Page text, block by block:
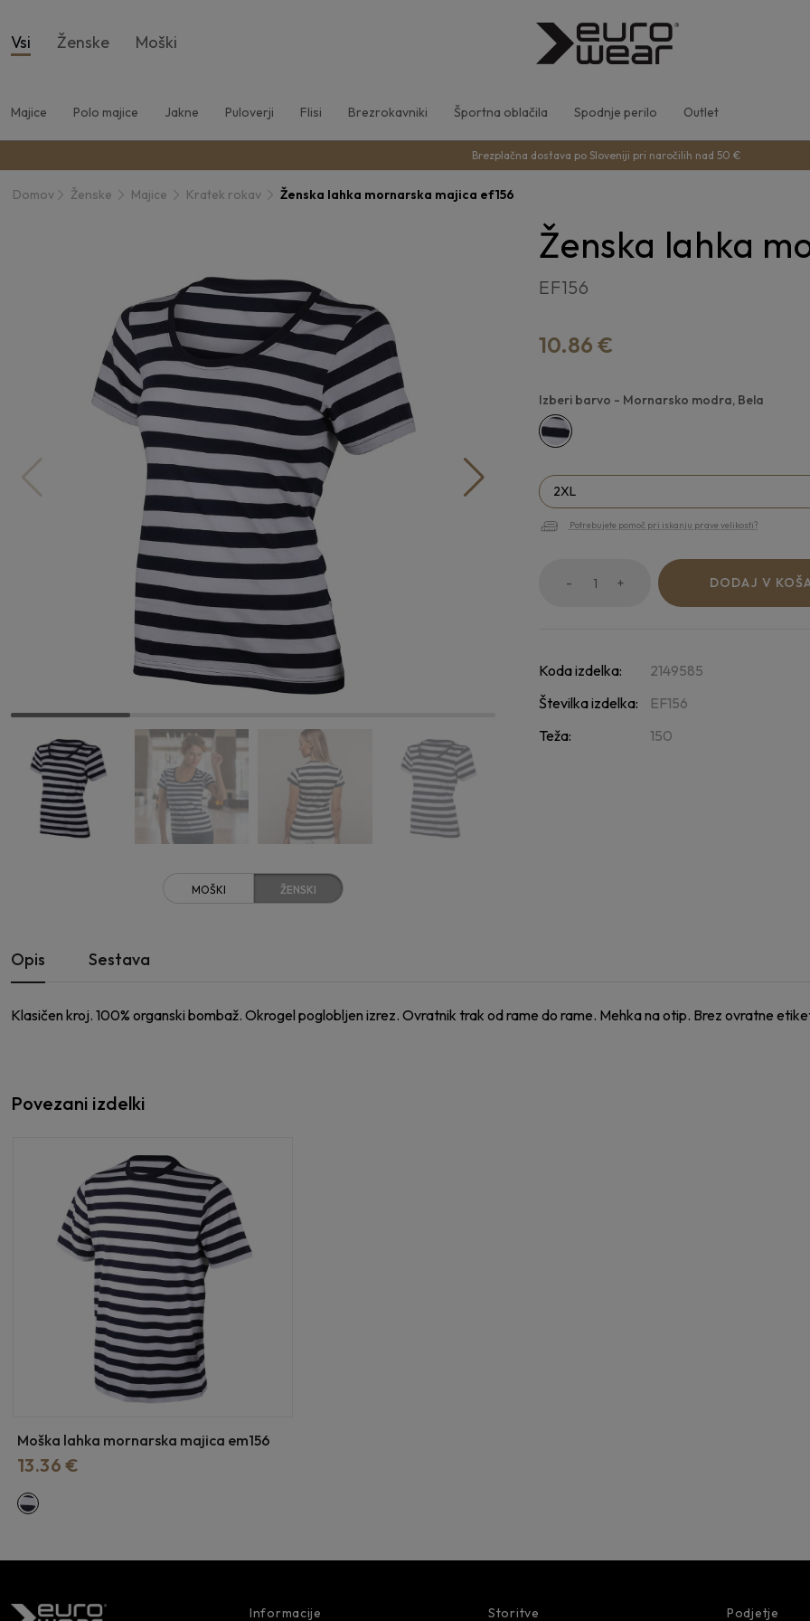
Brezplačna dostava po Sloveniji pri naročilih nad 50 €
Vsi Ženske Moški
Majice Polo majice Jakne Puloverji Flisi Brezrokavniki Športna oblačila Spodnje perilo Outlet
Domov Ženske Majice Kratek rokav Ženska lahka mornarska majica ef156
MOŠKI ŽENSKI
Ženska lahka
EF156
10.86 €
Izberi barvo - Mornarsko modra, Bela
2XL
Potrebujete pomoč pri iskanju prave velikosti?
- + DODAJ V
Koda izdelka:
2149585
Številka izdelka:
EF156
Teža:
150
Opis Sestava
Klasičen kroj. 100% organski bombaž. Okrogel poglobljen izrez. Ovratnik trak od rame do rame. Mehka na otip. Brez ovratne
Povezani izdelki
Moška lahka mornarska majica em156
13.36 €
Informacije Storitve Podjetje